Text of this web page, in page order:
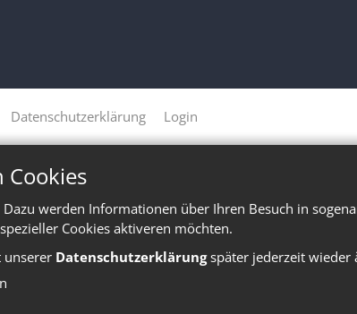
werden Informationen über Ihren Besuch in
Cookies aktiveren möchten.
unserer Datenschutzerklärungspäter jederzeit wieder
Datenschutzerklärung Login